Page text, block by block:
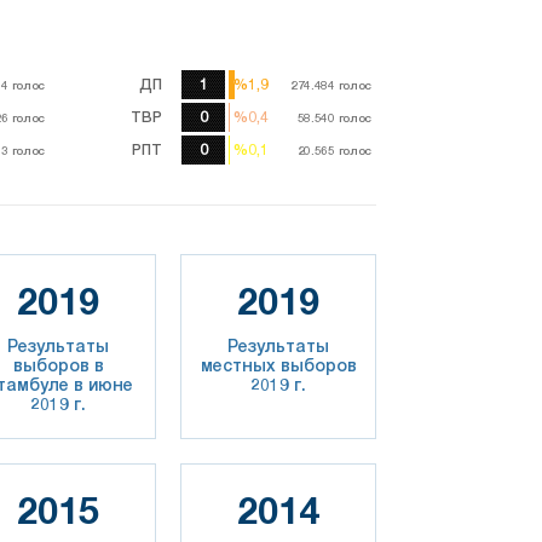
голос
голос
голос
голос
голос
голос
ДП
TBP
РПТ
1
0
0
%1,9 274.484 голос
%0,4 58.540 голос
%0,1 20.565 голос
%1,9 274.484 голос
%0,4 58.540 голос
%0,1 20.565 голос
2019
Результаты
выборов в
в июне
2019 г.
2019
Результаты
местных выборов
2019 г.
2015 2014